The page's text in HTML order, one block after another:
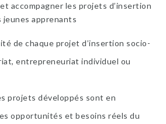
accompagner les projets d’insertion
jeunes apprenants
de chaque projet d’insertion socio-
entrepreneuriat individuel ou
projets développés sont en
opportunités et besoins réels du